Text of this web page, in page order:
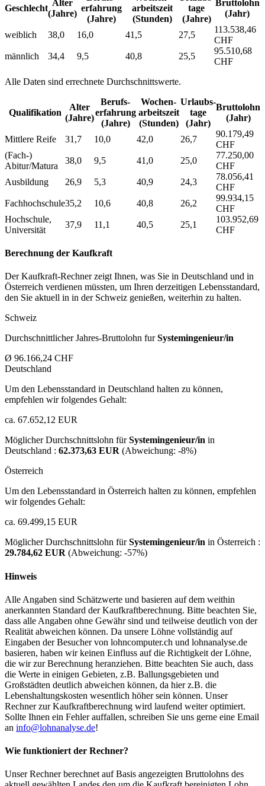
Geschlecht
Alter
(Jahre)
erfahrung
(Jahre)
arbeitszeit
(Stunden)
tage
(Jahre)
Bruttolohn
(Jahr)
weiblich 38,0 16,0 41,5 27,5
113.538,46
CHF
männlich
34,4 9,5 40,8 25,5
95.510,68
CHF
Alle Daten sind errechnete Durchschnittswerte.
Qualifikation
Alter
(Jahre)
Berufs­
erfahrung
(Jahre)
Wochen­
arbeitszeit
(Stunden)
Urlaubs­
tage
(Jahr)
Bruttolohn
(Jahr)
Mittlere Reife 31,7 10,0 42,0 26,7
90.179,49
CHF
(Fach-)
Abitur/Matura
38,0 9,5 41,0 25,0
77.250,00
CHF
Ausbildung
26,9 5,3 40,9 24,3
78.056,41
CHF
Fachhochschule35,2 10,6 40,8 26,2
99.934,15
CHF
Hochschule,
Universität
37,9 11,1 40,5 25,1
103.952,69
CHF
Berechnung der Kaufkraft
Der Kaufkraft-Rechner zeigt Ihnen, was Sie in Deutschland und in
Österreich verdienen müssten, um Ihren derzeitigen Lebensstandard,
den Sie aktuell in in der Schweiz genießen, weiterhin zu halten.
Schweiz
Durchschnittlicher Jahres-Bruttolohn furSystemingenieur/in
Ø 96.166,24 CHF
Deutschland
Um den Lebensstandard in Deutschland halten zu können,
empfehlen wir folgendes Gehalt:
ca. 67.652,12 EUR
Möglicher Durchschnittslohn fürSystemingenieur/in in
Deutschland : 62.373,63 EUR (Abweichung: -8%)
Österreich
Um den Lebensstandard in Österreich halten zu können, empfehlen
wir folgendes Gehalt:
ca. 69.499,15 EUR
Möglicher Durchschnittslohn fürSystemingenieur/in in Österreich :
29.784,62 EUR (Abweichung: -57%)
Hinweis
Alle Angaben sind Schätzwerte und basieren auf dem weithin
anerkannten Standard der Kaufkraftberechnung. Bitte beachten Sie,
dass alle Angaben ohne Gewähr sind und teilweise deutlich von der
Realität abweichen können. Da unsere Löhne vollständig auf
Eingaben der Besucher von lohncomputer.ch und lohnanalyse.de
basieren, haben wir keinen Einfluss auf die Richtigkeit der Löhne,
die wir zur Berechnung heranziehen. Bitte beachten Sie auch, dass
die Werte in einigen Gebieten, z.B. Ballungsgebieten und
Großstädten deutlich abweichen können, da hier z.B. die
Lebenshaltungskosten wesentlich höher sein können. Unser
Rechner zur Kaufkraftberechnung wird laufend weiter optimiert.
Sollte Ihnen ein Fehler auffallen, schreiben Sie uns gerne eine Email
an info@lohnanalyse.de!
Wie funktioniert der Rechner?
Unser Rechner berechnet auf Basis angezeigten Bruttolohns des